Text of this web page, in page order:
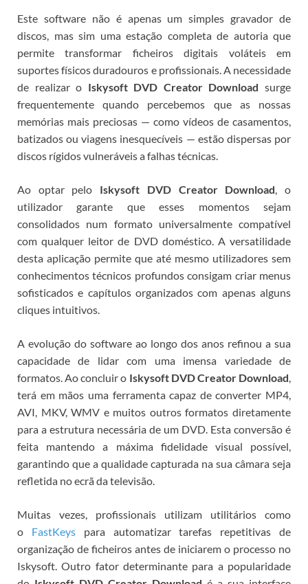
Este software não é apenas um simples gravador de
discos, mas sim uma estação completa de autoria que
permite transformar ficheiros digitais voláteis em
suportes físicos duradouros e profissionais.A necessidade
de realizar o Iskysoft DVD Creator Download surge
frequentemente quando percebemos que as nossas
memórias mais preciosas — como vídeos de casamentos,
batizados ou viagens inesquecíveis — estão dispersas por
discos rígidos vulneráveis a falhas técnicas.
Ao optar pelo Iskysoft DVD Creator Download, o
utilizador garante que esses momentos sejam
consolidados num formato universalmente compatível
com qualquer leitor de DVD doméstico. A versatilidade
desta aplicação permite que até mesmo utilizadores sem
conhecimentos técnicos profundos consigam criar menus
sofisticados e capítulos organizados com apenas alguns
cliques intuitivos.
A evolução do software ao longo dos anos refinou a sua
capacidade de lidar com uma imensa variedade de
formatos. Ao concluir o Iskysoft DVD Creator Download,
terá em mãos uma ferramenta capaz de converter MP4,
AVI, MKV, WMV e muitos outros formatos diretamente
para a estrutura necessária de um DVD. Esta conversão é
feita mantendo a máxima fidelidade visual possível,
garantindo que a qualidade capturada na sua câmara seja
refletida no ecrã da televisão.
Muitas vezes, profissionais utilizam utilitários como
o FastKeyspara automatizar tarefas repetitivas de
organização de ficheiros antes de iniciarem o processo no
Iskysoft.Outro fator determinante para a popularidade